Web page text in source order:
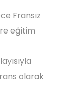
Fransız
eğitim
olarak